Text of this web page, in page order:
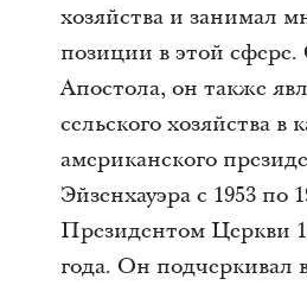
хозяйства и занимал
позиции в этой сфере.
Апостола, он также
сельского хозяйства в
американского
Эйзенхауэра с 1953 по
Президентом Церкви
года. Он подчеркивал